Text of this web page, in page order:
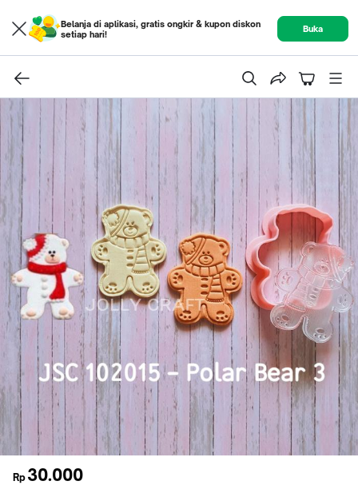
Belanja di aplikasi, gratis ongkir & kupon diskon
setiap hari!
Buka
Rp 30.000